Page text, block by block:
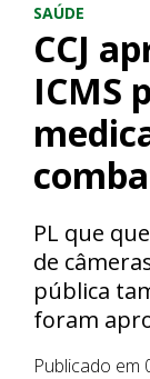
SAÚDE
CCJ
ICMS
PL que
de
pública
foram
Publicado em